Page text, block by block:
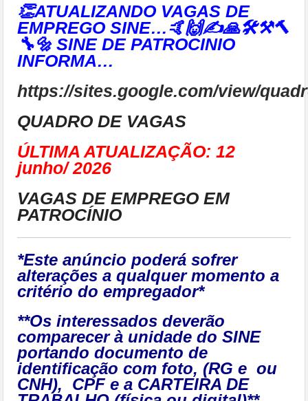
👏ATUALIZANDO VAGAS DE
EMPREGO SINE…🤙🙌✍🙏🛠⚒🔨
🔧🔩 SINE DE PATROCINIO
INFORMA…
https://sites.google.com/view/
QUADRO DE VAGAS
ÚLTIMA ATUALIZAÇÃO: 12
junho/ 2026
VAGAS DE EMPREGO EM
PATROCÍNIO
*Este anúncio poderá sofrer
alterações a qualquer momento a
critério do empregador*
**Os interessados deverão
comparecer à unidade do SINE
portando documento de
identificação com foto, (RG e ou
CNH), CPF e a CARTEIRA DE